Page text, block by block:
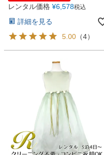
Photography
写真スタジオ APS
Angel's Photo Studio
七五三・発表会・記念撮影
Web または お電話
ヘアメイク・着付け
スタジオを予約 →
レンタル価格 ¥6,578税込
詳細を見る
5.00 （4）